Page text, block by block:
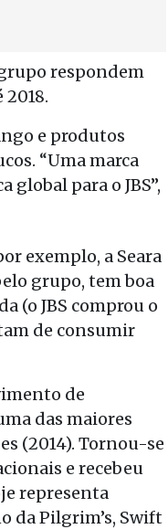
respondem
e produtos
“Uma marca
global para o JBS”,
exemplo, a Seara
grupo, tem boa
(o JBS comprou o
de consumir
de
das maiores
(2014). Tornou-se
e recebeu
representa
da Pilgrim’s, Swift